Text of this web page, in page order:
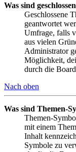
Was sind
Geschlossene
geantwortet
Umfrage, falls
aus vielen
Administrator
Möglichkeit,
durch die
Nach oben
Was sind Themen-
Themen-
mit einem
Inhalt
Symbole zu